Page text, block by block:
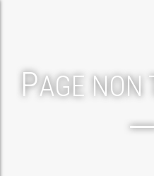
PAGE NON